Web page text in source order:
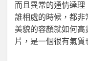
而且異常的通情達
誰相處的時候，都
美貌的容顏就如何
片，是一個很有氣質